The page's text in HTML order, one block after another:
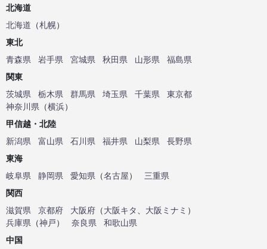
北海道
北海道 （札幌）
東北
青森県
岩手県 宮城県 秋田県 山形県
福島県
関東
茨城県
栃木県 群馬県 埼玉県 千葉県
東京都
神奈川県 （横浜）
甲信越・北陸
新潟県
富山県 石川県 福井県 山梨県
長野県
東海
岐阜県
静岡県 愛知県 （名古屋）
三重県
関西
滋賀県
京都府 大阪府 （大阪キタ、 大阪ミナミ ）
兵庫県 （神戸） 奈良県
和歌山県
中国